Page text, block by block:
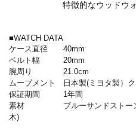
特徴的なウッドウ
■WATCH DATA
ケース直径 40mm
ベルト幅 20mm
腕周り 21.0cm
ムーブメント 日本製(ミヨタ製）ク
保証期間 1年間
素材 ブルーサンドストーン(
木)